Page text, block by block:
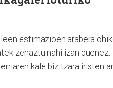
estimazioen arabera
zehaztu nahi izan duenez.
kale bizitzara iristen